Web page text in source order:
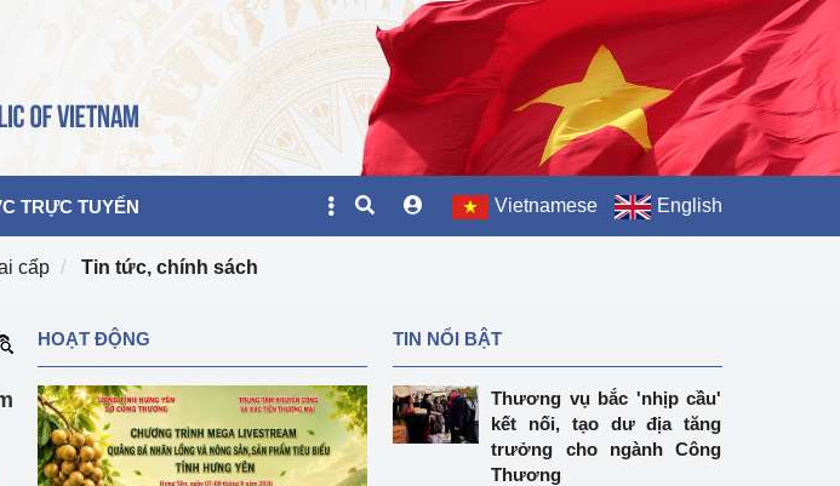
TRỰC TUYẾN Vietnamese English
cấp Tin tức, chính sách
HOẠT ĐỘNG TIN NỔI BẬT
Thương vụ bắc 'nhịp cầu'
kết nối, tạo dư địa tăng
trưởng cho ngành Công
Thương